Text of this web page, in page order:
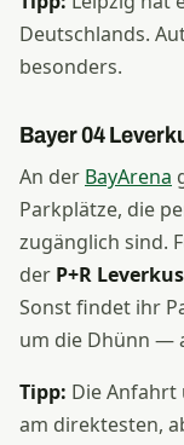
Deutschlands.
besonders.
Bayer 04
An der BayArena
Parkplätze, die
zugänglich sind.
der P+R
Sonst findet ihr
um die Dhünn —
Tipp: Die Anfahrt
am direktesten,